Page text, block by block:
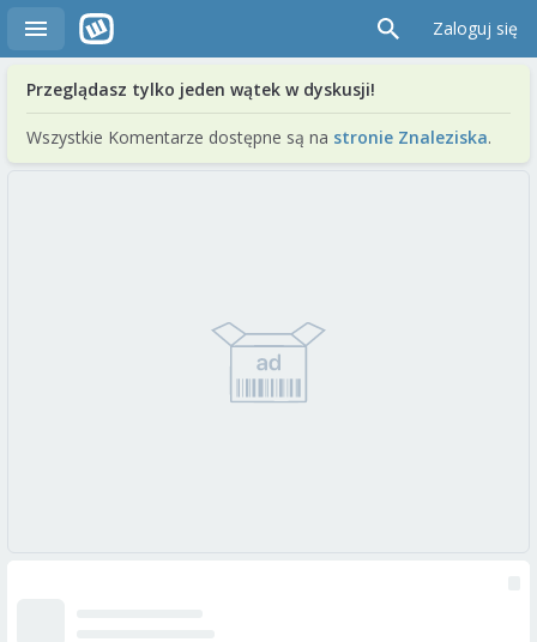
Zaloguj się
Przeglądasz tylko jeden wątek w dyskusji!
Wszystkie Komentarze dostępne są na stronie Znaleziska.